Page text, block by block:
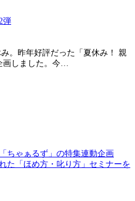
弾
。昨年好評だった「夏休み！ 親
画しました。今…
ちゃぁるず」の特集連動企画
た「ほめ方・叱り方」セミナーを